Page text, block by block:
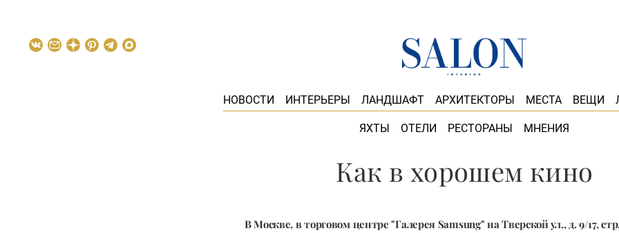
НОВОСТИ ИНТЕРЬЕРЫ ЛАНДШАФТ АРХИТЕКТОРЫ МЕСТА ВЕЩИ
ЯХТЫ ОТЕЛИ РЕСТОРАНЫ МНЕНИЯ
Как в хорошем кино
В Москве, в торговом центре "Галерея Samsung" на Тверской ул., д. 9/17,